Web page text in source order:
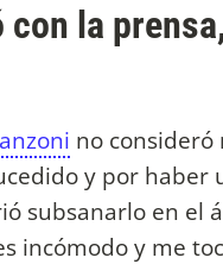
la
no consideró
y por
subsanarlo en el
incómodo y me